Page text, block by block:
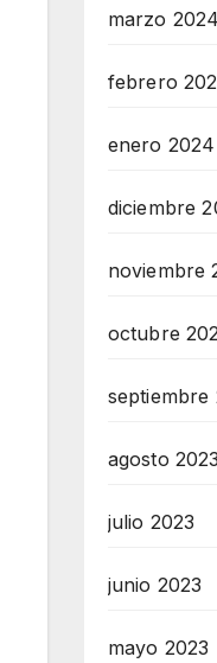
marzo 2024
febrero
enero 2024
diciembre
noviembre
octubre
septiembre
agosto 2023
julio 2023
junio 2023
mayo 2023